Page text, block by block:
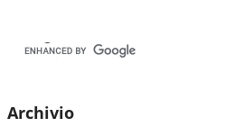
Archivio